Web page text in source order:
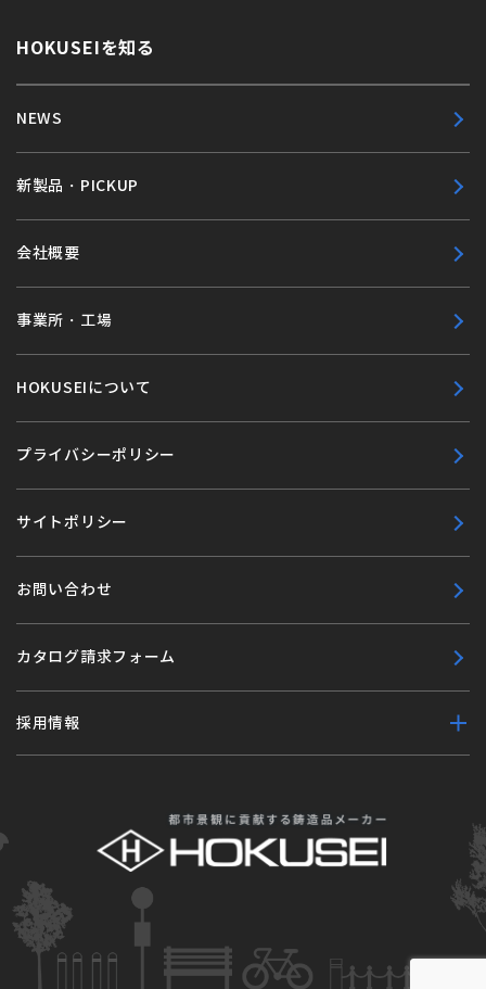
HOKUSEIを知る
NEWS
新製品・PICKUP
会社概要
事業所・工場
HOKUSEIについて
プライバシーポリシー
サイトポリシー
お問い合わせ
カタログ請求フォーム
採用情報